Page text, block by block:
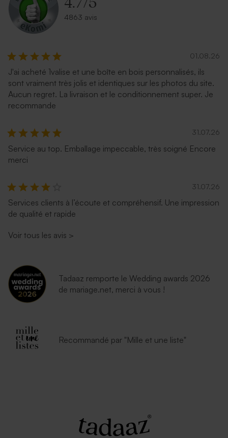
4.7/5
4863 avis
01.08.26
J'ai acheté 1valise et une boîte en bois personnalisés, ils
sont vraiment très jolis et identiques sur les photos du site.
Aucun regret. La livraison et le conditionnement super. Je
recommande
31.07.26
Service au top. Emballage impeccable, très soigné Encore
merci
31.07.26
Services clients à l’écoute et compréhensif. Une impression
de qualité et rapide
Voir tous les avis >
Tadaaz remporte le Wedding awards 2026
de mariage.net, merci à vous !
Recommandé par "Mille et une liste"